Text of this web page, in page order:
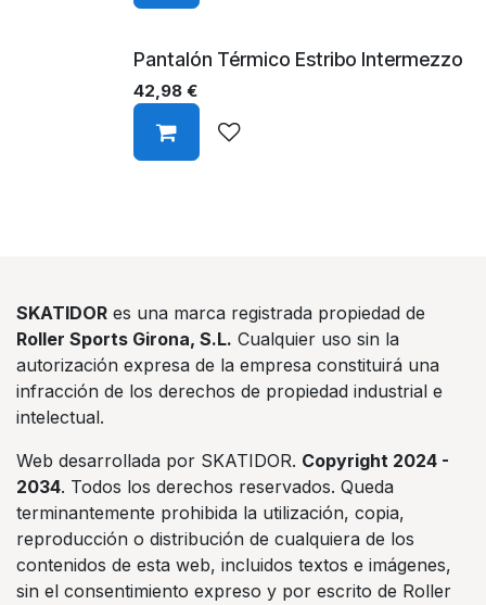
Pantalón Térmico Estribo Intermezzo
42,98 €
SKATIDOR es una marca registrada propiedad de
Roller Sports Girona, S.L. Cualquier uso sin la
autorización expresa de la empresa constituirá una
infracción de los derechos de propiedad industrial e
intelectual.
Web desarrollada por SKATIDOR. Copyright 2024 -
2034. Todos los derechos reservados. Queda
terminantemente prohibida la utilización, copia,
reproducción o distribución de cualquiera de los
contenidos de esta web, incluidos textos e imágenes,
sin el consentimiento expreso y por escrito de Roller